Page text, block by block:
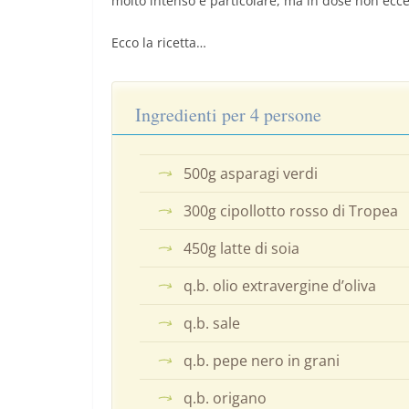
Ecco la ricetta…
Ingredienti per 4 persone
500g asparagi verdi
300g cipollotto rosso di Tropea
450g latte di soia
q.b. olio extravergine d’oliva
q.b. sale
q.b. pepe nero in grani
q.b. origano